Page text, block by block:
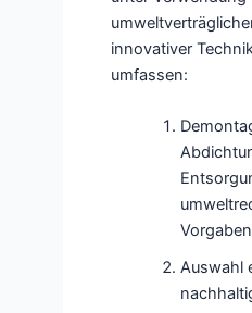
innovativer
umfassen:
Auswahl